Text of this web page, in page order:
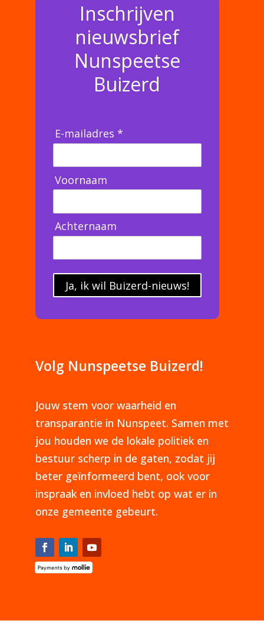
Inschrijven
nieuwsbrief
Nunspeetse
Buizerd
E-mailadres *
Voornaam
Achternaam
Ja, ik wil Buizerd-nieuws!
Volg Nunspeetse Buizerd!
Jouw stem voor waarheid en
transparantie in Nunspeet. Samen met
jou houden we de lokale politiek en
bestuur scherp in de gaten, zodat jij
beter geïnformeerd bent, ook voor
inspraak en invloed hebt op wat er in
onze gemeente gebeurt.